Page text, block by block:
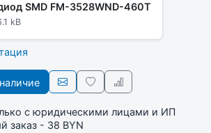
SMD FM-3528WND-460T
kB
с юридическими лицами и ИП
заказ - 38 BYN